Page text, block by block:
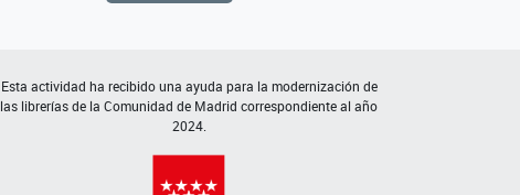
Esta actividad ha recibido una ayuda para la modernización de
las librerías de la Comunidad de Madrid correspondiente al año
2024.